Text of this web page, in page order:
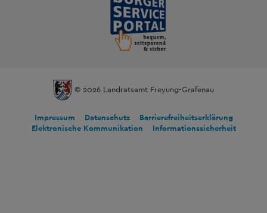
© 2026 Landratsamt Freyung-Grafenau
Impressum Datenschutz
Barrierefreiheitserklärung
Elektronische Kommunikation
Informationssicherheit